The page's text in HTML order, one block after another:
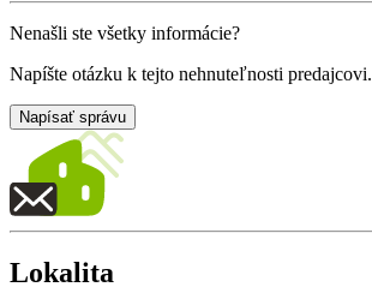
Nenašli ste všetky informácie?
Napíšte otázku k tejto nehnuteľnosti predajcovi.
Napísať správu
Lokalita